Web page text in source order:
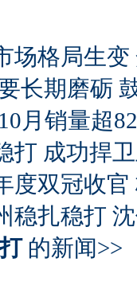
日逃亡车
又奔驰
场格局生
长期磨砺
月销量超
打 成功捍
度双冠收
稳扎稳打
的新闻>>